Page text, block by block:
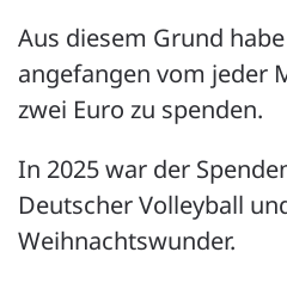
Aus diesem Grund
angefangen vom jeder
zwei Euro zu spenden.
In 2025 war der
Deutscher Volleyball
Weihnachtswunder.